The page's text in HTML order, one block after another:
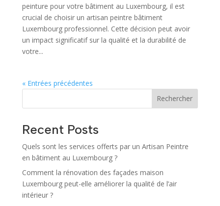
peinture pour votre bâtiment au Luxembourg, il est
crucial de choisir un artisan peintre bâtiment
Luxembourg professionnel. Cette décision peut avoir
un impact significatif sur la qualité et la durabilité de
votre...
« Entrées précédentes
Rechercher
Recent Posts
Quels sont les services offerts par un Artisan Peintre
en bâtiment au Luxembourg ?
Comment la rénovation des façades maison
Luxembourg peut-elle améliorer la qualité de l’air
intérieur ?